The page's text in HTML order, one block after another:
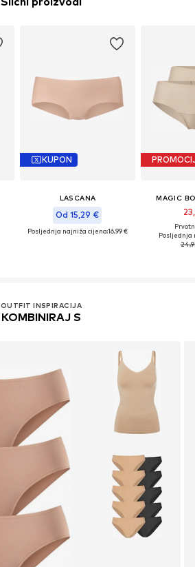
KUPON
LASCANA
Od 15,29 €
Posljednja najniža cijena:16,99 €
MAGIC
Posljednja
OUTFIT INSPIRACIJA
KOMBINIRAJ S